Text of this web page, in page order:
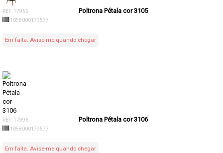
REF: 17956
1058000179577
Poltrona Pétala cor 3105
Em falta. Avise-me quando chegar
REF: 17996
1058000179577
Poltrona Pétala cor 3106
Em falta. Avise-me quando chegar